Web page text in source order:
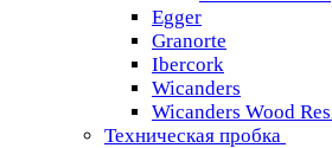
Egger
Granorte
Ibercork
Wicanders
Wicanders Wood
Техническая пробка